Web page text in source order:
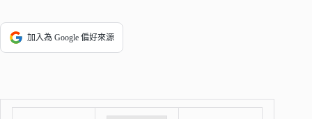
加入為 Google 偏好來源